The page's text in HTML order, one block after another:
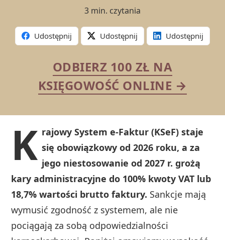
3 min. czytania
Udostępnij Udostępnij Udostępnij
ODBIERZ 100 ZŁ NA
KSIĘGOWOŚĆ ONLINE →
K rajowy System e-Faktur (KSeF) staje
się obowiązkowy od 2026 roku, a za
jego niestosowanie od 2027 r. grożą
kary administracyjne do 100% kwoty VAT lub
18,7% wartości brutto faktury. Sankcje mają
wymusić zgodność z systemem, ale nie
pociągają za sobą odpowiedzialności